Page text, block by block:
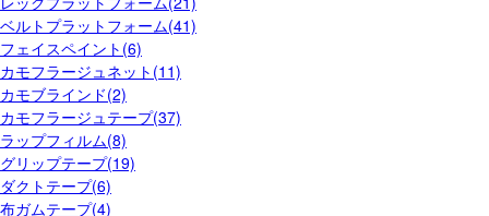
ベルトプラットフォーム(41)
フェイスペイント(6)
カモフラージュネット(11)
カモブラインド(2)
カモフラージュテープ(37)
ラップフィルム(8)
グリップテープ(19)
ダクトテープ(6)
布ガムテープ(4)